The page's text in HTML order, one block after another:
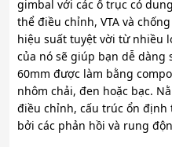
gimbal với các ổ trục có
thể điều chỉnh, VTA và
hiệu suất tuyệt vời từ nhiều
của nó sẽ giúp bạn dễ dàng
60mm được làm bằng
nhôm chải, đen hoặc bạc.
điều chỉnh, cấu trúc ổn định
bởi các phản hồi và rung